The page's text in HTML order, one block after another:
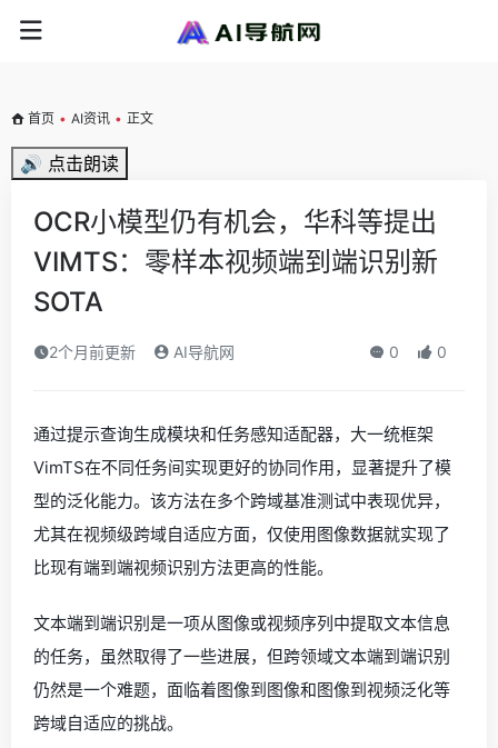
首页 • AI资讯 • 正文
🔊 点击朗读
OCR小模型仍有机会，华科等提出
VIMTS：零样本视频端到端识别新
SOTA
2个月前更新 AI导航网 0 0
通过提示查询生成模块和任务感知适配器，大一统框架
VimTS在不同任务间实现更好的协同作用，显著提升了模
型的泛化能力。该方法在多个跨域基准测试中表现优异，
尤其在视频级跨域自适应方面，仅使用图像数据就实现了
比现有端到端视频识别方法更高的性能。
文本端到端识别是一项从图像或视频序列中提取文本信息
的任务，虽然取得了一些进展，但跨领域文本端到端识别
仍然是一个难题，面临着图像到图像和图像到视频泛化等
跨域自适应的挑战。